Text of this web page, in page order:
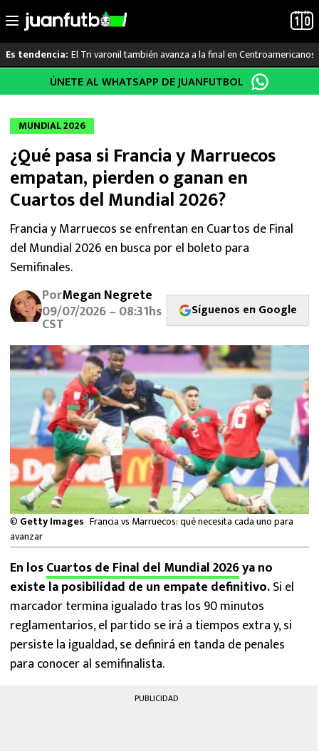
al
Es tendencia: El Tri varonil también avanza a la final en Centroamericanos
LO ÚLTIMO
LIGA MX
RAYADOS
PUMAS
ATLANTE
SELECCIÓN MEXICANA
FUTBOL INTERNACIONAL
MEXICANOS EN EL EXTRANJERO
FUTBOL ESTUFA
FÓRMULA 1
BOXEO
LIGA MX
NFL
ÚNETE AL WHATSAPP DE JUANFUTBOL
MUNDIAL 2026
¿Qué pasa si Francia y Marruecos
empatan, pierden o ganan en
Cuartos del Mundial 2026?
Francia y Marruecos se enfrentan en Cuartos de Final
del Mundial 2026 en busca por el boleto para
Semifinales.
PorMegan Negrete
09/07/2026 – 08:31hs
CST
Síguenos en Google
© Getty Images Francia vs Marruecos: qué necesita cada uno para
avanzar
En losCuartos de Final del Mundial 2026ya no
existe la posibilidad de un empate definitivo.Si el
marcador termina igualado tras los 90 minutos
reglamentarios, el partido se irá a tiempos extra y, si
persiste la igualdad, se definirá en tanda de penales
para conocer al semifinalista.
PUBLICIDAD